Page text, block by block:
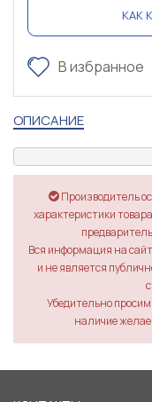
КАК
В избранное
ОПИСАНИЕ
Производитель
характеристики
Вся информация на
и не является
Убедительно
наличие